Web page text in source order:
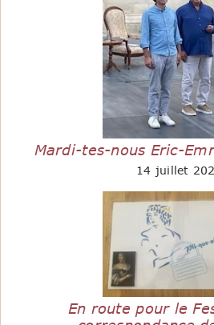
Mardi-tes-nous Eric-
14 juillet
En route pour le